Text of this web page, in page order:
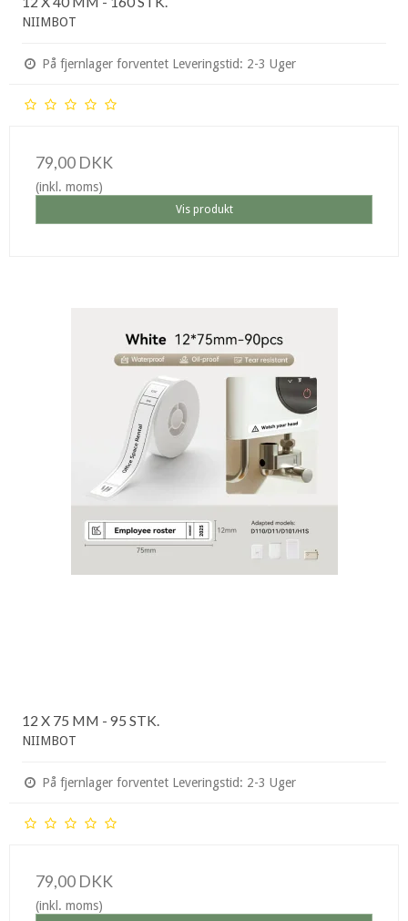
NIIMBOT
På fjernlager forventet Leveringstid: 2-3 Uger
79,00 DKK
(inkl. moms)
Vis produkt
12 X 75 MM - 95 STK.
NIIMBOT
På fjernlager forventet Leveringstid: 2-3 Uger
79,00 DKK
(inkl. moms)